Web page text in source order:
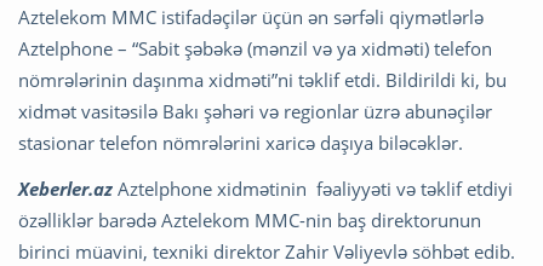
Aztelekom MMC istifadəçilər üçün ən sərfəli qiymətlərlə
Aztelphone – “Sabit şəbəkə (mənzil və ya xidməti) telefon
nömrələrinin daşınma xidməti”ni təklif etdi. Bildirildi ki, bu
xidmət vasitəsilə Bakı şəhəri və regionlar üzrə abunəçilər
stasionar telefon nömrələrini xaricə daşıya biləcəklər.
Xeberler.az Aztelphone xidmətinin fəaliyyəti və təklif etdiyi
özəlliklər barədə Aztelekom MMC-nin baş direktorunun
birinci müavini, texniki direktor Zahir Vəliyevlə söhbət edib.